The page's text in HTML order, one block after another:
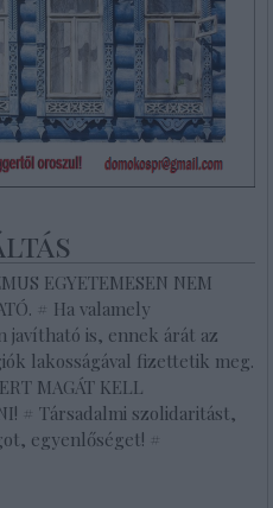
EGYETEMESEN NEM
# Ha valamely
javítható is, ennek árát az
lakosságával fizettetik meg.
MAGÁT KELL
# Társadalmi szolidaritást,
egyenlőséget! #